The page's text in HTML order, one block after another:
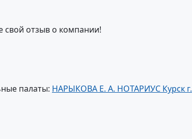
свой отзыв о компании!
палаты: НАРЫКОВА Е. А. НОТАРИУС Курск г.